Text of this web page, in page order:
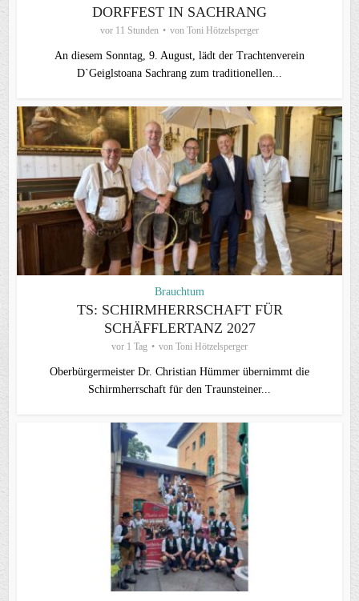
DORFFEST IN SACHRANG
vor 11 Stunden von Toni Hötzelsperger
An diesem Sonntag, 9. August, lädt der Trachtenverein
D`Geiglstoana Sachrang zum traditionellen...
Brauchtum
TS: SCHIRMHERRSCHAFT FÜR
SCHÄFFLERTANZ 2027
vor 1 Tag von Toni Hötzelsperger
Oberbürgermeister Dr. Christian Hümmer übernimmt die
Schirmherrschaft für den Traunsteiner...